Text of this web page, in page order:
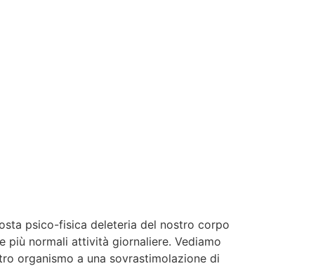
psico-fisica deleteria del nostro corpo
più normali attività giornaliere. Vediamo
organismo a una sovrastimolazione di